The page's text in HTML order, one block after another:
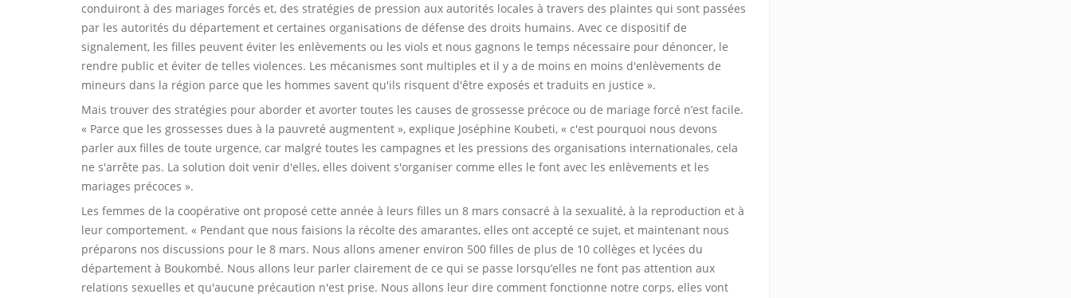
conduiront à des mariages forcés et, des stratégies de pression aux autorités locales à travers des plaintes qui sont passées
par les autorités du département et certaines organisations de défense des droits humains. Avec ce dispositif de
signalement, les filles peuvent éviter les enlèvements ou les viols et nous gagnons le temps nécessaire pour dénoncer, le
rendre public et éviter de telles violences. Les mécanismes sont multiples et il y a de moins en moins d'enlèvements de
mineurs dans la région parce que les hommes savent qu'ils risquent d'être exposés et traduits en justice ».
Mais trouver des stratégies pour aborder et avorter toutes les causes de grossesse précoce ou de mariage forcé n’est facile.
« Parce que les grossesses dues à la pauvreté augmentent », explique Joséphine Koubeti, « c'est pourquoi nous devons
parler aux filles de toute urgence, car malgré toutes les campagnes et les pressions des organisations internationales, cela
ne s'arrête pas. La solution doit venir d'elles, elles doivent s'organiser comme elles le font avec les enlèvements et les
mariages précoces ».
Les femmes de la coopérative ont proposé cette année à leurs filles un 8 mars consacré à la sexualité, à la reproduction et à
leur comportement. « Pendant que nous faisions la récolte des amarantes, elles ont accepté ce sujet, et maintenant nous
préparons nos discussions pour le 8 mars. Nous allons amener environ 500 filles de plus de 10 collèges et lycées du
département à Boukombé. Nous allons leur parler clairement de ce qui se passe lorsqu’elles ne font pas attention aux
relations sexuelles et qu'aucune précaution n'est prise. Nous allons leur dire comment fonctionne notre corps, elles vont